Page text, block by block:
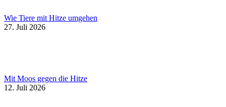
Wie Tiere mit Hitze umgehen
27. Juli 2026
Mit Moos gegen die Hitze
12. Juli 2026